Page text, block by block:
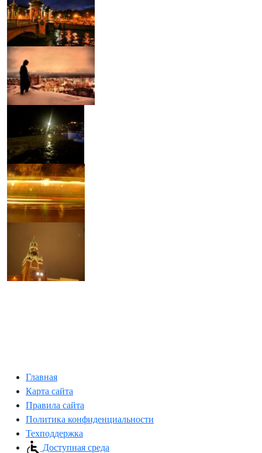
Главная
Карта сайта
Правила сайта
Политика конфиденциальности
Техподдержка
Доступная среда